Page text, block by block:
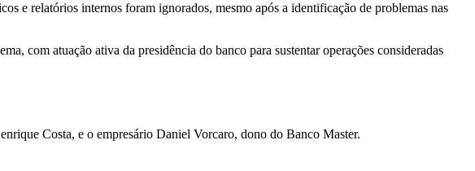
e relatórios internos foram ignorados, mesmo após a identificação de problemas nas
com atuação ativa da presidência do banco para sustentar operações consideradas
Costa, e o empresário Daniel Vorcaro, dono do Banco Master.